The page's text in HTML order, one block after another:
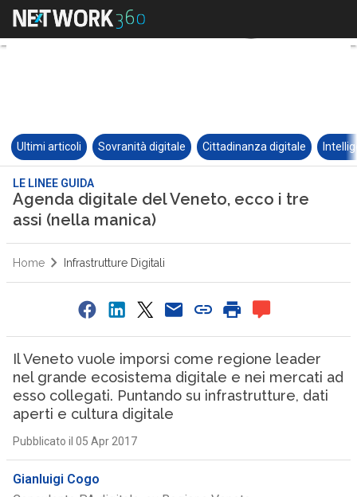
Ultimi articoli Sovranità digitale Cittadinanza digitale
LE LINEE GUIDA
Agenda digitale del Veneto, ecco i tre
assi (nella manica)
Home Infrastrutture Digitali
Il Veneto vuole imporsi come regione leader
nel grande ecosistema digitale e nei mercati ad
esso collegati. Puntando su infrastrutture, dati
aperti e cultura digitale
Pubblicato il 05 Apr 2017
Gianluigi Cogo